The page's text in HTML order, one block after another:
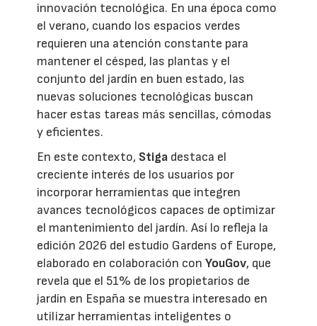
innovación tecnológica. En una época como
el verano, cuando los espacios verdes
requieren una atención constante para
mantener el césped, las plantas y el
conjunto del jardín en buen estado, las
nuevas soluciones tecnológicas buscan
hacer estas tareas más sencillas, cómodas
y eficientes.
En este contexto, Stiga destaca el
creciente interés de los usuarios por
incorporar herramientas que integren
avances tecnológicos capaces de optimizar
el mantenimiento del jardín. Así lo refleja la
edición 2026 del estudio Gardens of Europe,
elaborado en colaboración conYouGov, que
revela que el 51% de los propietarios de
jardín en España se muestra interesado en
utilizar herramientas inteligentes o